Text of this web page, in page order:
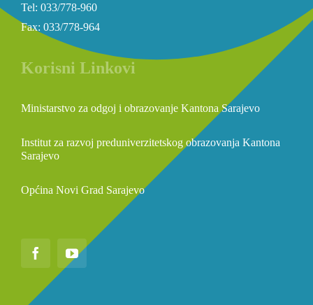
Tel: 033/778-960
Fax: 033/778-964
Korisni Linkovi
Ministarstvo za odgoj i obrazovanje Kantona Sarajevo
Institut za razvoj preduniverzitetskog obrazovanja Kantona
Sarajevo
Općina Novi Grad Sarajevo